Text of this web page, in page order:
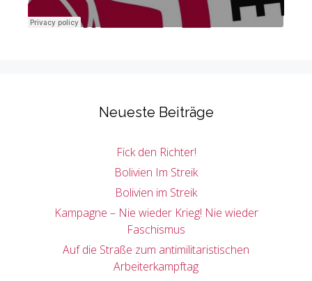
Neueste Beiträge
Fick den Richter!
Bolivien Im Streik
Bolivien im Streik
Kampagne – Nie wieder Krieg! Nie wieder
Faschismus
Auf die Straße zum antimilitaristischen
Arbeiterkampftag